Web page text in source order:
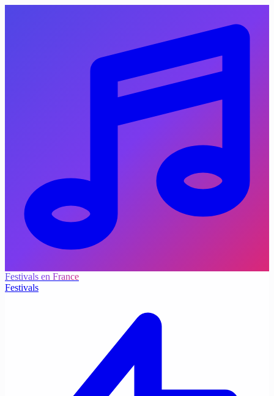
Festivals en France
Festivals